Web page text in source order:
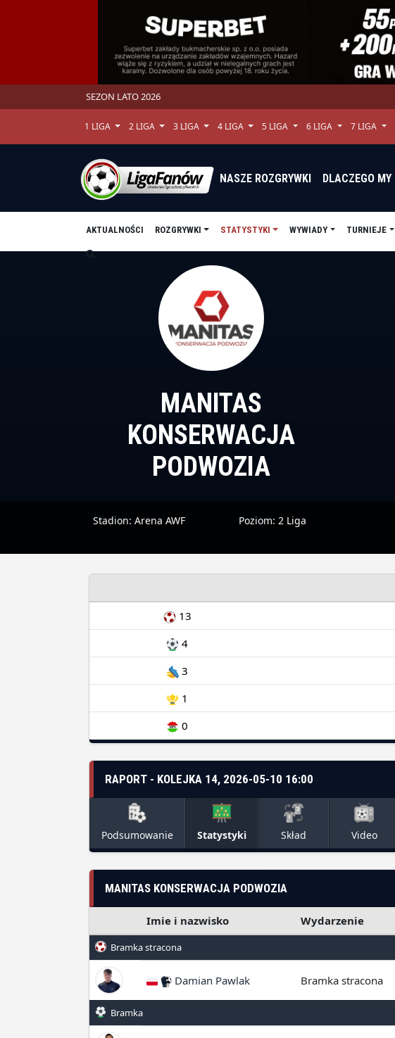
SEZON LATO 2026
1 LIGA 2 LIGA 3 LIGA 4 LIGA 5 LIGA 6 LIGA 7 LIGA
NASZE ROZGRYWKI DLACZEGO MY
AKTUALNOŚCI ROZGRYWKI STATYSTYKI WYWIADY TURNIEJE
MANITAS
KONSERWACJA
PODWOZIA
Stadion: Arena AWF Poziom: 2 Liga
13
4
3
1
0
RAPORT - KOLEJKA 14, 2026-05-10 16:00
Podsumowanie Statystyki Skład Video
MANITAS KONSERWACJA PODWOZIA
Imie i nazwisko Wydarzenie
Bramka stracona
Damian Pawlak Bramka stracona
Bramka